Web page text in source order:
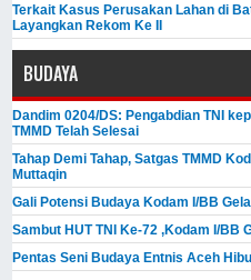
Terkait Kasus Perusakan Lahan di
Layangkan Rekom Ke II
BUDAYA
Dandim 0204/DS: Pengabdian TNI
TMMD Telah Selesai
Tahap Demi Tahap, Satgas TMMD
Muttaqin
Gali Potensi Budaya Kodam I/BB
Sambut HUT TNI Ke-72 ,Kodam I/BB
Pentas Seni Budaya Entnis Aceh